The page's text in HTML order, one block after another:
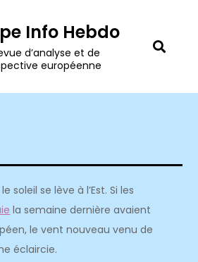
Info Hebdo
d’analyse et de
européenne
soleil se lève à l’Est. Si les
la semaine dernière avaient
le vent nouveau venu de
éclaircie.